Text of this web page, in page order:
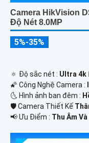
Camera HikVision
Độ Nét 8.0MP
5%-35%
🔅 Độ sắc nét : Ultra 4k
🌠 Công Nghệ Camera :
🌜 Hình ảnh ban đêm :
🛡 Camera Thiết Kế
️📢 Ưu Điểm : Thu Âm